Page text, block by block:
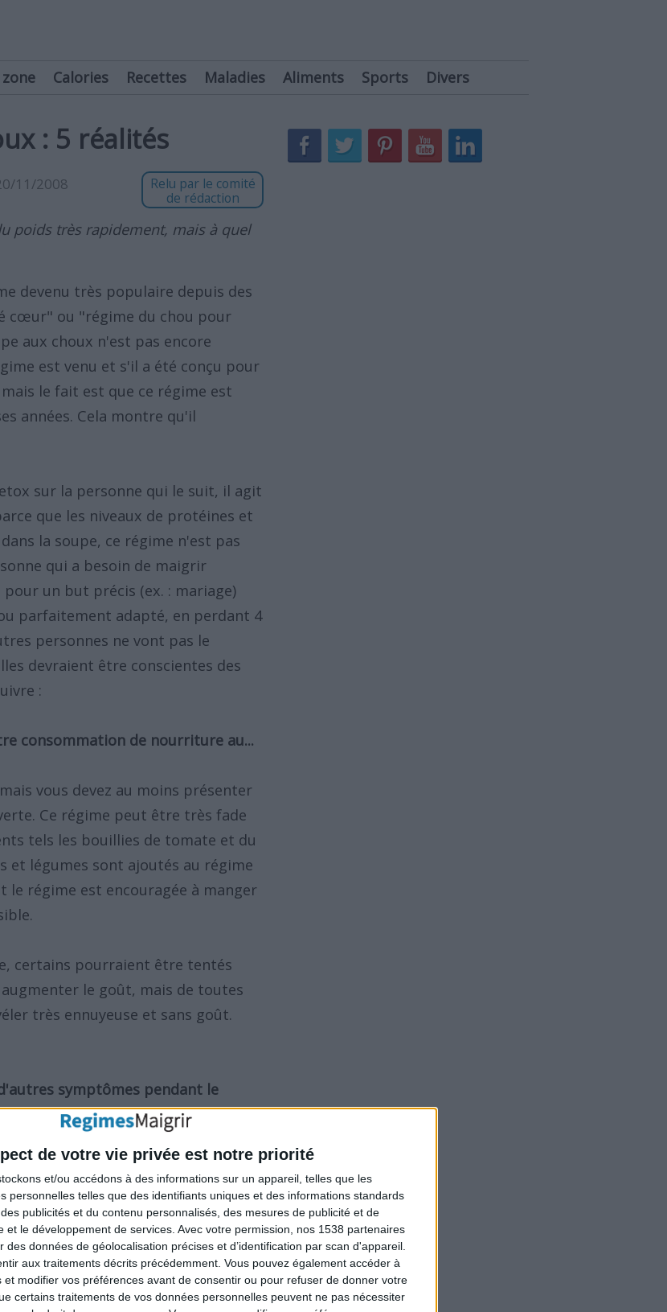
de votre vie privée est notre priorité
et/ou accédons à des informations sur un appareil, telles que les
personnelles telles que des identifiants uniques et des informations standards
publicités et du contenu personnalisés, des mesures de publicité et de
le développement de services. Avec votre permission, nos 1538 partenaires
données de géolocalisation précises et d’identification par scan d'appareil.
aux traitements décrits précédemment. Vous pouvez également accéder à
modifier vos préférences avant de consentir ou pour refuser de donner votre
certains traitements de vos données personnelles peuvent ne pas nécessiter
Calories Recettes Maladies Aliments Sports Divers
: 5 réalités
11/2008
Relu par le comité
de rédaction
poids très rapidement, mais à quel
devenu très populaire depuis des
cœur" ou "régime du chou pour
aux choux n'est pas encore
est venu et s'il a été conçu pour
le fait est que ce régime est
années. Cela montre qu'il
sur la personne qui le suit, il agit
que les niveaux de protéines et
la soupe, ce régime n'est pas
qui a besoin de maigrir
un but précis (ex. : mariage)
parfaitement adapté, en perdant 4
personnes ne vont pas le
devraient être conscientes des
:
consommation de nourriture au...
vous devez au moins présenter
Ce régime peut être très fade
tels les bouillies de tomate et du
et légumes sont ajoutés au régime
le régime est encouragée à manger
certains pourraient être tentés
le goût, mais de toutes
très ennuyeuse et sans goût.
symptômes pendant le
de tête. Quelques personnes
souvent associé à la faim.
pense à rien d'autre qu'à manger,
elle ne peut vous remplir le
de soupe au chou que vous